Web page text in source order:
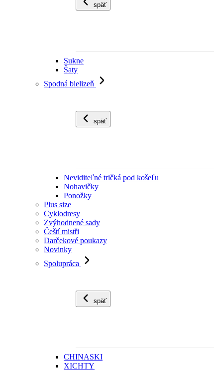
späť
Sukne
Šaty
Spodná bielizeň
späť
Neviditeľné tričká pod košeľu
Nohavičky
Ponožky
Plus size
Cyklodresy
Zvýhodnené sady
Čeští mistři
Darčekové poukazy
Novinky
Spolupráca
späť
CHINASKI
XICHTY